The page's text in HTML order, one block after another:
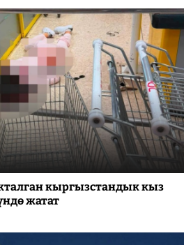
кыргызстандык кыз
жатат